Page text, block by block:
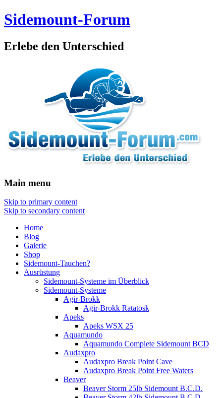
Sidemount-Forum
Erlebe den Unterschied
Main menu
Skip to primary content
Skip to secondary content
Home
Blog
Galerie
Shop
Sidemount-Tauchen?
Ausrüstung
Sidemount-Systeme im Überblick
Sidemount-Systeme
Agir-Brokk
Agir-Brokk Ratatosk
Apeks
Apeks WSX 25
Aquamundo
Aquamundo Complete Sidemount BCD
Audaxpro
Audaxpro Break Point Cave
Audaxpro Break Point Free Waters
Beaver
Beaver Storm 25lb Sidemount B.C.D.